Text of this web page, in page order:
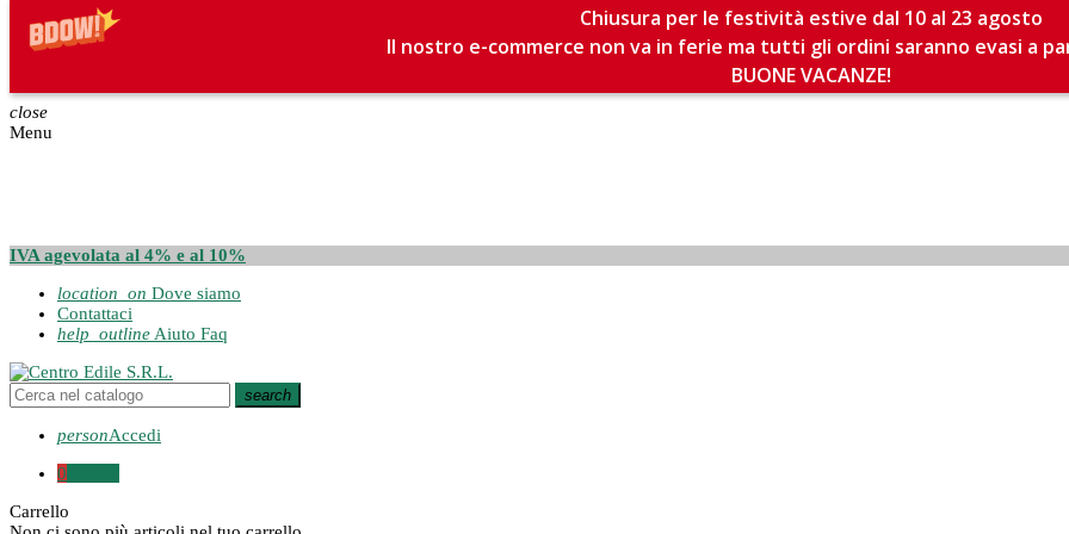
Chiusura per le festività estive dal 10 al 23 agosto
Il nostro e-commerce non va in ferie ma tutti gli ordini saranno evasi a
BUONE VACANZE!
close
Menu
IVA agevolata al 4% e al 10%
location_on Dove siamo
Contattaci
help_outline Aiuto Faq
search
personAccedi
0
Carrello